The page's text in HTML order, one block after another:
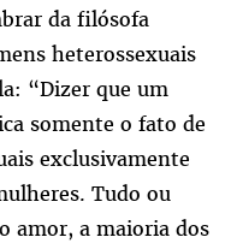
da filósofa
heterossexuais
“Dizer que um
somente o fato de
exclusivamente
Tudo ou
amor, a maioria dos